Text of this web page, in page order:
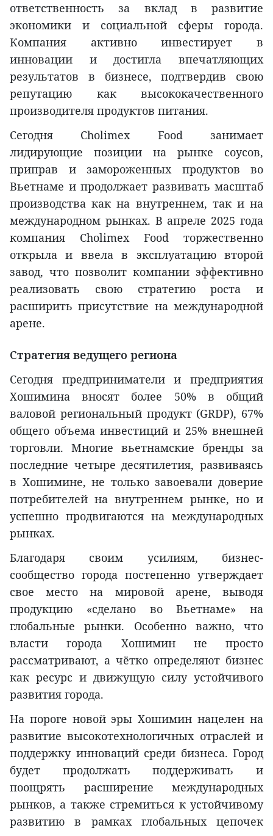
ответственность за вклад в развитие
экономики и социальной сферы города.
Компания активно инвестирует в
инновации и достигла впечатляющих
результатов в бизнесе, подтвердив свою
репутацию как высококачественного
производителя продуктов питания.
Сегодня Cholimex Food занимает
лидирующие позиции на рынке соусов,
приправ и замороженных продуктов во
Вьетнаме и продолжает развивать масштаб
производства как на внутреннем, так и на
международном рынках. В апреле 2025 года
компания Cholimex Food торжественно
открыла и ввела в эксплуатацию второй
завод, что позволит компании эффективно
реализовать свою стратегию роста и
расширить присутствие на международной
арене.
Стратегия ведущего региона
Сегодня предприниматели и предприятия
Хошимина вносят более 50% в общий
валовой региональный продукт (GRDP), 67%
общего объема инвестиций и 25% внешней
торговли. Многие вьетнамские бренды за
последние четыре десятилетия, развиваясь
в Хошимине, не только завоевали доверие
потребителей на внутреннем рынке, но и
успешно продвигаются на международных
рынках.
Благодаря своим усилиям, бизнес-
сообщество города постепенно утверждает
свое место на мировой арене, выводя
продукцию «сделано во Вьетнаме» на
глобальные рынки. Особенно важно, что
власти города Хошимин не просто
рассматривают, а чётко определяют бизнес
как ресурс и движущую силу устойчивого
развития города.
На пороге новой эры Хошимин нацелен на
развитие высокотехнологичных отраслей и
поддержку инноваций среди бизнеса. Город
будет продолжать поддерживать и
поощрять расширение международных
рынков, а также стремиться к устойчивому
развитию в рамках глобальных цепочек